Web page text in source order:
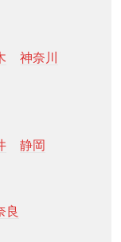
神奈川
静岡
良